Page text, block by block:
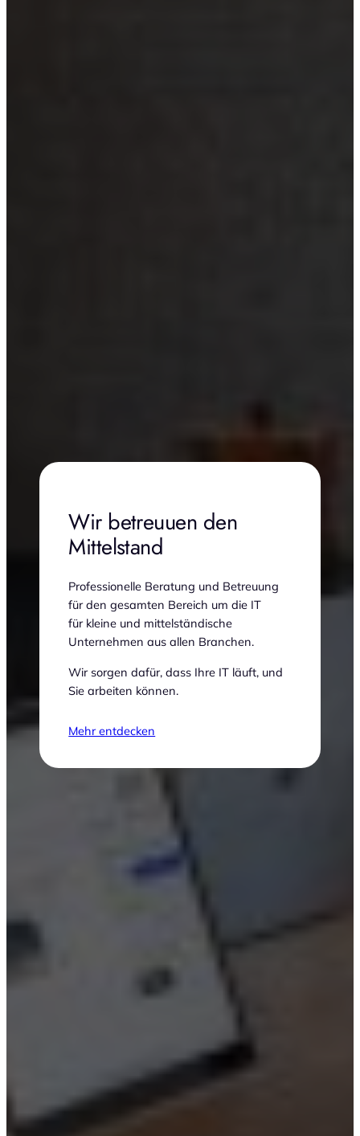
Wir betreuuen den
Mittelstand
Professionelle Beratung und Betreuung
für den gesamten Bereich um die IT
für kleine und mittelständische
Unternehmen aus allen Branchen.
Wir sorgen dafür, dass Ihre IT läuft, und
Sie arbeiten können.
Mehr entdecken